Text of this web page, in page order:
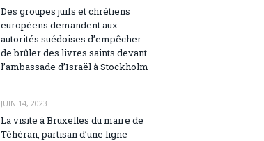
Des groupes juifs et chrétiens
européens demandent aux
autorités suédoises d’empêcher
de brûler des livres saints devant
l’ambassade d’Israël à Stockholm
JUIN 14, 2023
La visite à Bruxelles du maire de
Téhéran, partisan d’une ligne